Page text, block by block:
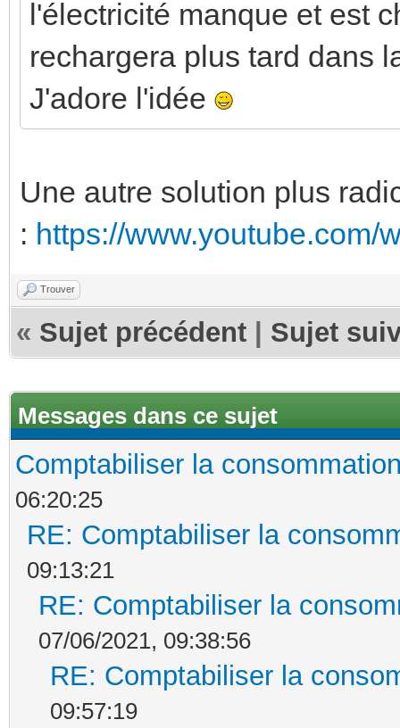
l'électricité manque et est
rechargera plus tard dans
J'adore l'idée
Une autre solution plus
: https://www.youtube.com/
Trouver
« Sujet précédent Sujet
Messages dans ce sujet
Comptabiliser la
06:20:25
RE: Comptabiliser la
09:13:21
RE: Comptabiliser la
07/06/2021, 09:38:56
RE: Comptabiliser la
09:57:19